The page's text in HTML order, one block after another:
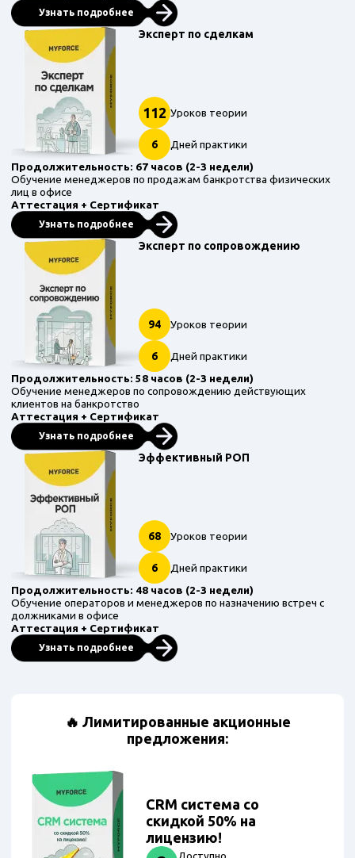
Узнать подробнее
Эксперт по сделкам
112 Уроков теории
6
Дней практики
Продолжительность: 67 часов (2-3 недели)
Обучение менеджеров по продажам банкротства физических
лиц в офисе
Аттестация + Сертификат
Узнать подробнее
Эксперт по сопровождению
94 Уроков теории
6
Дней практики
Продолжительность: 58 часов (2-3 недели)
Обучение менеджеров по сопровождению действующих
клиентов на банкротство
Аттестация + Сертификат
Узнать подробнее
Эффективный РОП
68 Уроков теории
6
Дней практики
Продолжительность: 48 часов (2-3 недели)
Обучение операторов и менеджеров по назначению встреч с
должниками в офисе
Аттестация + Сертификат
Узнать подробнее
🔥 Лимитированные акционные
предложения:
CRM система со
скидкой 50% на
лицензию!